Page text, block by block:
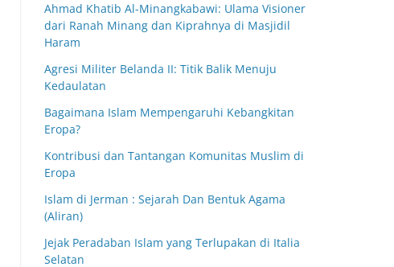
Ahmad Khatib Al-Minangkabawi: Ulama Visioner
dari Ranah Minang dan Kiprahnya di Masjidil
Haram
Agresi Militer Belanda II: Titik Balik Menuju
Kedaulatan
Bagaimana Islam Mempengaruhi Kebangkitan
Eropa?
Kontribusi dan Tantangan Komunitas Muslim di
Eropa
Islam di Jerman : Sejarah Dan Bentuk Agama
(Aliran)
Jejak Peradaban Islam yang Terlupakan di Italia
Selatan